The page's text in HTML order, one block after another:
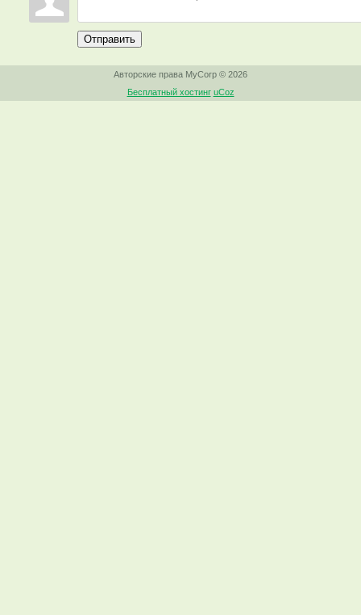
Отправить
Авторские права MyCorp © 2026
Бесплатный хостинг uCoz